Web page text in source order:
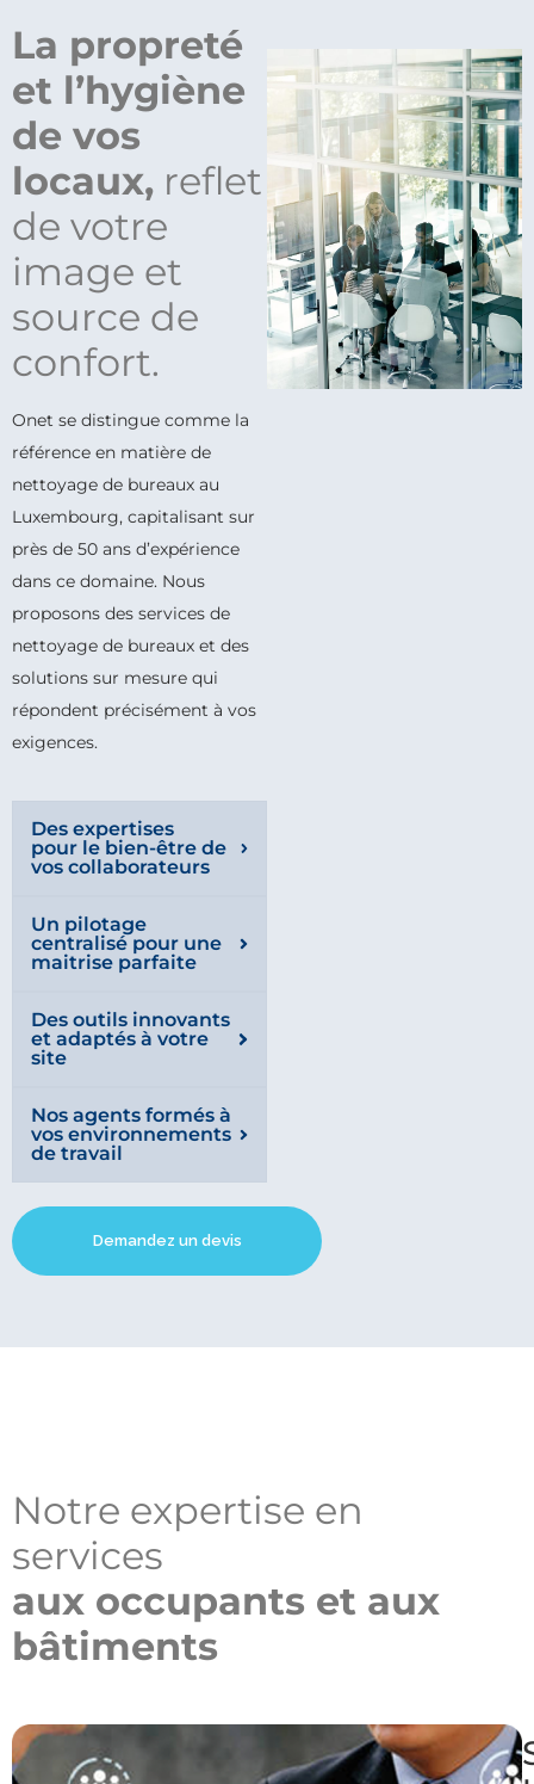
La propreté
et l’hygiène
de vos
locaux, reflet
de votre
image et
source de
confort.
Onet se distingue comme la
référence en matière de
nettoyage de bureaux au
Luxembourg, capitalisant sur
près de 50 ans d’expérience
dans ce domaine. Nous
proposons des services de
nettoyage de bureaux et des
solutions sur mesure qui
répondent précisément à vos
exigences.
Des expertises
pour le bien-être de
vos collaborateurs
Un pilotage
centralisé pour une
maitrise parfaite
Des outils innovants
et adaptés à votre
site
Nos agents formés à
vos environnements
de travail
Demandez un devis
Notre expertise en
services
aux occupants et aux
bâtiments